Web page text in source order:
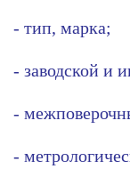
- тип, марка;
- заводской и
-
-